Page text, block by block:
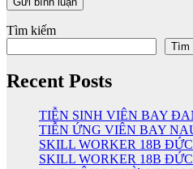
Tìm kiếm
Tìm
Recent Posts
TIỄN SINH VIÊN BAY
TIỄN ỨNG VIÊN BAY
SKILL WORKER 18B
SKILL WORKER 18B